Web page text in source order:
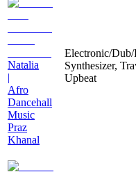
Natalia
|
Afro
Dancehall
Music
Praz
Khanal
Electronic/Dub/
Synthesizer,
Upbeat